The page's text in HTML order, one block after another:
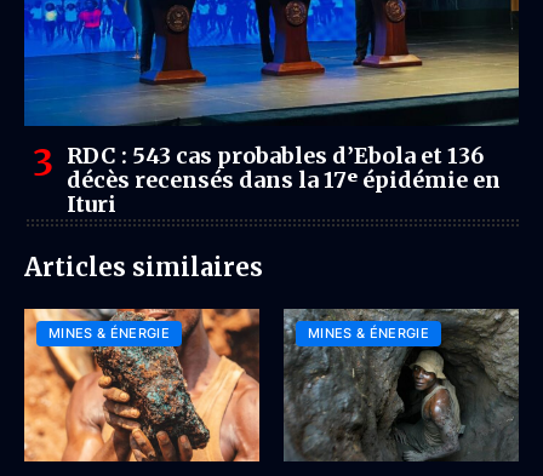
RDC : 543 cas probables d’Ebola et 136
décès recensés dans la 17ᵉ épidémie en
Ituri
Articles similaires
MINES & ÉNERGIE MINES & ÉNERGIE